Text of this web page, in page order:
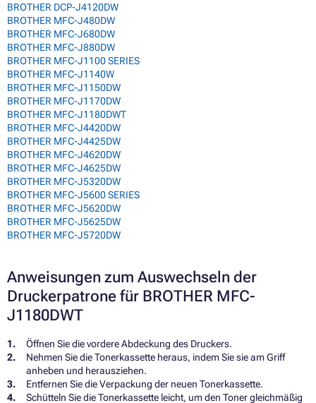
BROTHER DCP-J4120DW
BROTHER MFC-J480DW
BROTHER MFC-J680DW
BROTHER MFC-J880DW
BROTHER MFC-J1100 SERIES
BROTHER MFC-J1140W
BROTHER MFC-J1150DW
BROTHER MFC-J1170DW
BROTHER MFC-J1180DWT
BROTHER MFC-J4420DW
BROTHER MFC-J4425DW
BROTHER MFC-J4620DW
BROTHER MFC-J4625DW
BROTHER MFC-J5320DW
BROTHER MFC-J5600 SERIES
BROTHER MFC-J5620DW
BROTHER MFC-J5625DW
BROTHER MFC-J5720DW
Anweisungen zum Auswechseln der
Druckerpatrone für BROTHER MFC-
J1180DWT
Öffnen Sie die vordere Abdeckung des Druckers.
Nehmen Sie die Tonerkassette heraus, indem Sie sie am Griff
anheben und herausziehen.
Entfernen Sie die Verpackung der neuen Tonerkassette.
Schütteln Sie die Tonerkassette leicht, um den Toner gleichmäßig